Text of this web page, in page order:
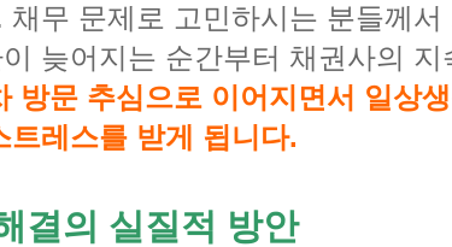
채무 문제로 고민하시는 분들께
늦어지는 순간부터 채권사의
방문 추심으로 이어지면서 일상
트레스를 받게 됩니다.
결의 실질적 방안